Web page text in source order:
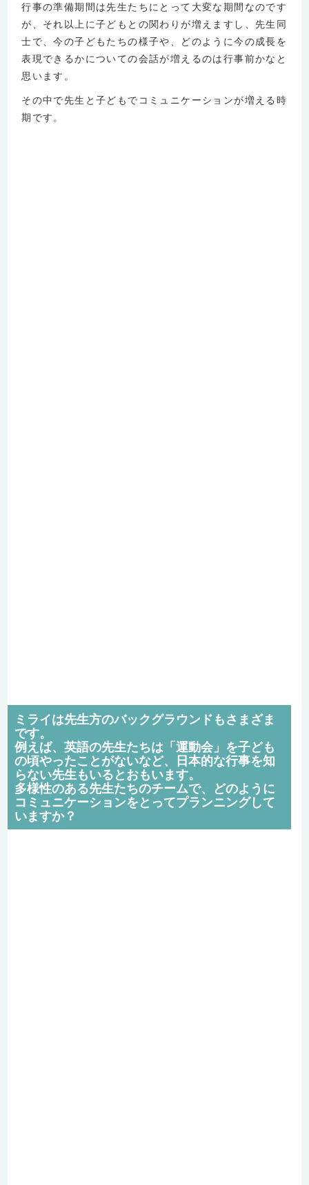
行事の準備期間は先生たちにとって大変な期間なのです
が、それ以上に子どもとの関わりが増えますし、先生同
士で、今の子どもたちの様子や、どのように今の成長を
表現できるかについての会話が増えるのは行事前かなと
思います。
その中で先生と子どもでコミュニケーションが増える時
期です。
ミライは先生方のバックグラウンドもさまざま
です。
例えば、英語の先生たちは「運動会」を子ども
の頃やったことがないなど、日本的な行事を知
らない先生もいるとおもいます。
多様性のある先生たちのチームで、どのように
コミュニケーションをとってプランニングして
いますか？